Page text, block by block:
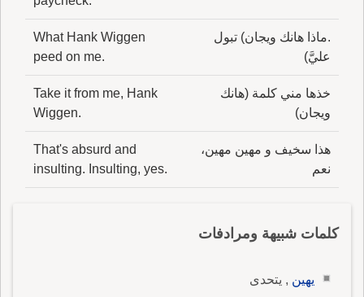
.ماذا هانك ويجان) تبول
عليَّ)
What Hank Wiggen
peed on me.
خذها مني كلمة (هانك
ويجان)
Take it from me, Hank
Wiggen.
هذا سخيف و مهين مهين،
نعم
That's absurd and
insulting. Insulting, yes.
كلمات شبيهة ومرادفات
يهين , يتحدى